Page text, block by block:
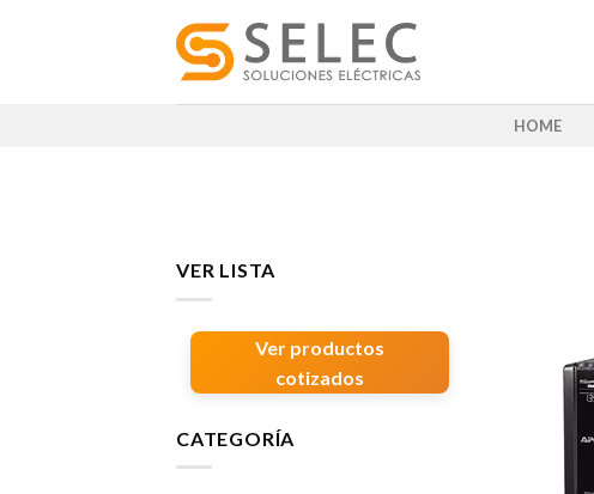
HOME
VER LISTA
Ver productos
cotizados
CATEGORÍA